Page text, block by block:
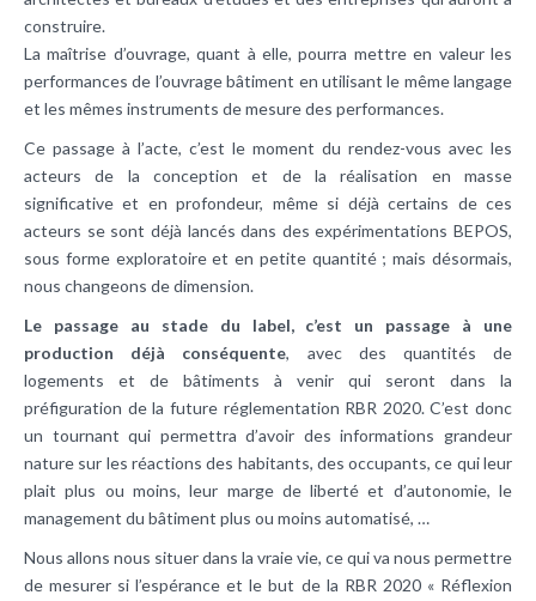
construire.
La maîtrise d’ouvrage, quant à elle, pourra mettre en valeur les
performances de l’ouvrage bâtiment en utilisant le même langage
et les mêmes instruments de mesure des performances.
Ce passage à l’acte, c’est le moment du rendez-vous avec les
acteurs de la conception et de la réalisation en masse
significative et en profondeur, même si déjà certains de ces
acteurs se sont déjà lancés dans des expérimentations BEPOS,
sous forme exploratoire et en petite quantité ; mais désormais,
nous changeons de dimension.
Le passage au stade du label, c’est un passage à une
production déjà conséquente, avec des quantités de
logements et de bâtiments à venir qui seront dans la
préfiguration de la future réglementation RBR 2020. C’est donc
un tournant qui permettra d’avoir des informations grandeur
nature sur les réactions des habitants, des occupants, ce qui leur
plait plus ou moins, leur marge de liberté et d’autonomie, le
management du bâtiment plus ou moins automatisé, …
Nous allons nous situer dans la vraie vie, ce qui va nous permettre
de mesurer si l’espérance et le but de la RBR 2020 « Réflexion